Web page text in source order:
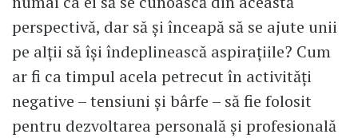
perspectivă, dar să şi înceapă să se ajute unii
pe alţii să îşi îndeplinească aspiraţiile? Cum
ar fi ca timpul acela petrecut în activităţi
negative – tensiuni şi bârfe – să fie folosit
pentru dezvoltarea personală şi profesională